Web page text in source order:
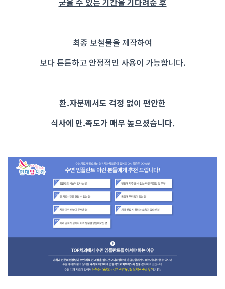
최종 보철물을 제작하여
보다 튼튼하고 안정적인 사용이 가능합니다.
환.자분께서도 걱정 없이 편안한
식사에 만.족도가 매우 높으셨습니다.